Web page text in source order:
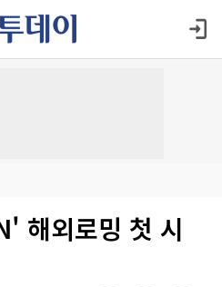
해외로밍 첫 시